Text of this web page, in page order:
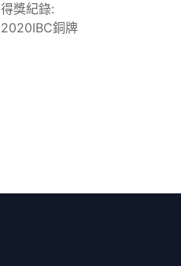
得獎紀錄:
2020IBC銅牌